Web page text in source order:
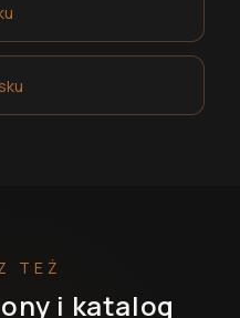
TEŻ
i katalog